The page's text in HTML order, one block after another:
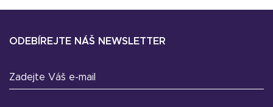
ODEBÍREJTE NÁŠ NEWSLETTER
Zadejte Váš e-mail